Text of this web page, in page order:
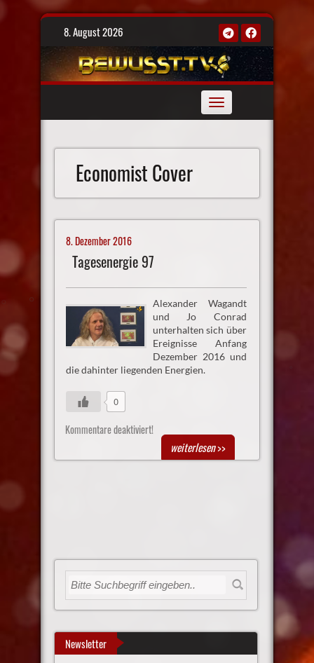
Skip
8. August 2026
Toggle
navigation
Economist Cover
8. Dezember 2016
Tagesenergie 97
Alexander Wagandt
und Jo Conrad
unterhalten sich über
Ereignisse Anfang
Dezember 2016 und
die dahinter liegenden Energien.
0
Kommentare deaktiviert!
weiterlesen>>
Newsletter